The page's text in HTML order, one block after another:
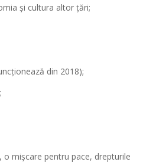
și cultura altor țări;
din 2018);
;
, o mișcare pentru pace, drepturile